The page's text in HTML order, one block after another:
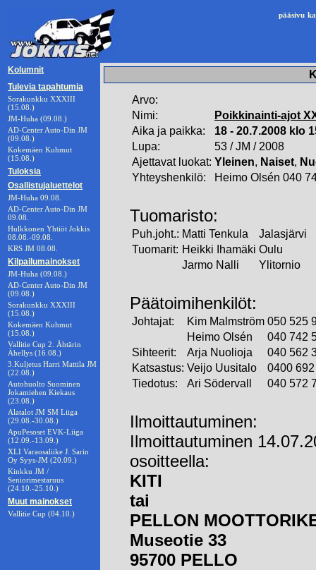
pääsivu
Kolumnit
Tulevia tapahtumia
Sorakunkku XXXIII
(15.08.)
JM-Huha (09.08.)
AD-Center Auto-Din JM
(09.08.)
Kokemäen Kuhmut
(15.08.)
Tuloksia
Osallistujaluettelot
JM-Huha 09.08.
AD-Center Auto-Din JM
09.08.
Hulkkonen Yhtiöt Jokkis
08.08.-09.08.
KRS JM 08.08.
Kilpailumainokset
JM-Huha (09.08.)
AD-Center Auto-Din JM
(09.08.)
Sorakunkku XXXIII
(15.08.)
Kokemäen Kuhmut
(15.08.)
Vallitie Cup 2. Ähtärin
Ähellys (16.08.)
3.Kuljetus Harri Mattila JM
(22.08.)
Autohuolto Suominen
Jokamiehen Kiekaus
(23.08.)
Alatalot JM SM Liiga
(29.08.-30.08.)
ApuPesoset EVK-Liiga
(12.09.-13.09.)
XLI Varaosaliike J. Sarin
Oy Syys-JM (20.09.)
Kinkku JM /
Seniorimestaruus
(24.10.-25.10.)
Muut mainokset
Vallitie Cup (04.10.)
Arvo:
Nimi:
Poikkinainti-ajot
Aika ja paikka:
18 - 20.7.2008 klo
Lupa:
53 / JM / 2008
Ajettavat luokat: Yleinen, Naiset,
Yhteyshenkilö:
Heimo Olsén 040
Tuomaristo:
Puh.joht.: Matti Tenkula
Jalasjärvi
Tuomarit: Heikki Ihamäki Oulu
Jarmo Nalli
Ylitornio
Päätoimihenkilöt:
Johtajat: Kim Malmström 050 525
Heimo Olsén
040 742
Sihteerit:
Arja Nuolioja
040 562
Katsastus: Veijo Uusitalo
0400
Tiedotus:
Ari Södervall 040 572
Ilmoittautuminen:
Ilmoittautuminen
osoitteella:
KITI
tai
PELLON
Museotie 33
95700 PELLO